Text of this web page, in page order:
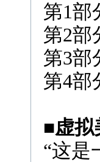
第1部
第2部
第3部
第4部
■虚拟
“这是